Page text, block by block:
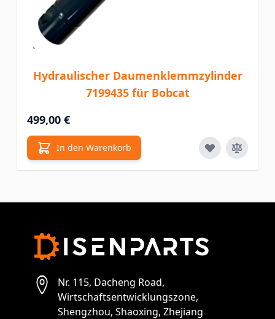
Hydraulischer Daumenklemmzylinder
7199435 für Bobcat
499,00 €
In den Warenkorb
Nr. 115, Dacheng Road,
Wirtschaftsentwicklungszone,
Shengzhou, Shaoxing, Zhejiang